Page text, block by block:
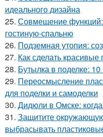
идеального дизайна
25. Совмещение функций:
гостиную-спальню
26. Подземная утопия:
27. Как сделать красивые
28. Бутылка в поделке:
29. Переосмысление
для поделки и самоделки
30. Дидюли в Омске:
31. Защитите
выбрасывать